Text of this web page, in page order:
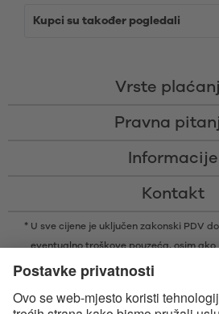
Kupci su također pogledali
Vrste
Pravna
Informacije
Kontakt
* U sve cijene je uključen zakonski PDV
eventualno troškove pouzeća, osim
* Bluetooth® slovni znak i logotipi su
Satisfyer GmbH je pod